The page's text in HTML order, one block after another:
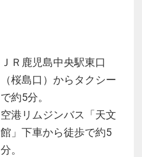
ＪＲ鹿児島中央駅東口
（桜島口）からタクシー
で約5分。
空港リムジンバス「天文
館」下車から徒歩で約5
分。